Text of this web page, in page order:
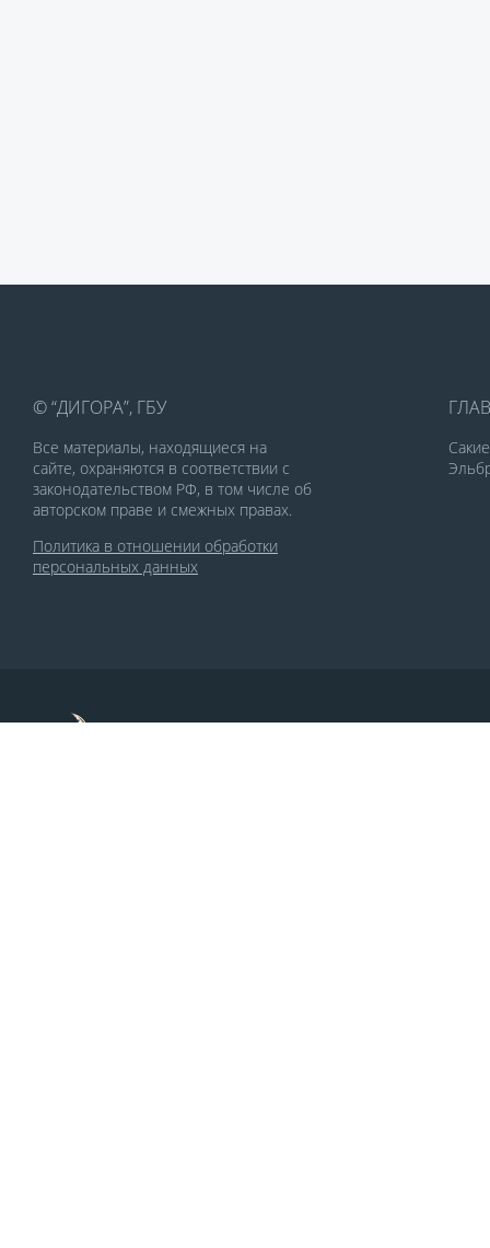
© “ДИГОРА”, ГБУ
Все материалы, находящиеся на
сайте, охраняются в соответствии с
законодательством РФ, в том числе об
авторском праве и смежных правах.
Политика в отношении обработки
персональных данных